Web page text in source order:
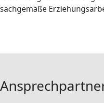
sachgemäße